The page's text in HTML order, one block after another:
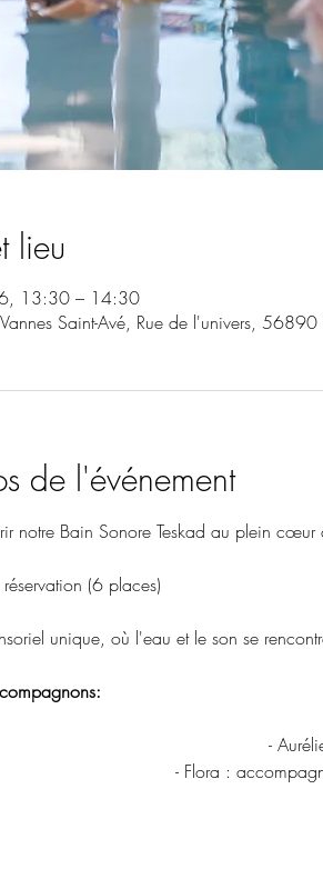
lieu
13:30 – 14:30
Saint-Avé, Rue de l'univers, 56890
de l'événement
notre Bain Sonore Teskad au plein cœur
réservation (6 places)
unique, où l'eau et le son se
-
- Flora :